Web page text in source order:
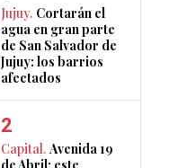
Jujuy. Cortarán el
agua en gran parte
de San Salvador de
Jujuy: los barrios
afectados
Capital. Avenida 19